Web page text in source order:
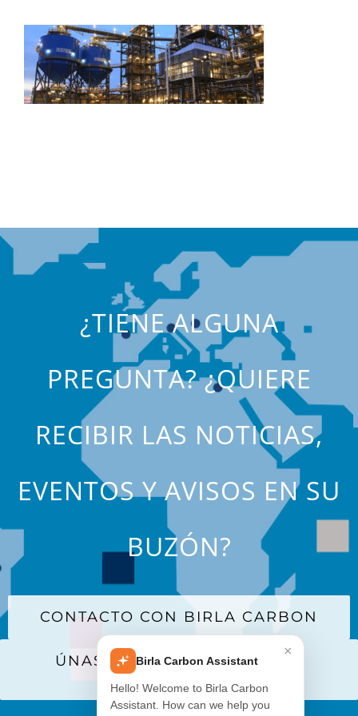
¿TIENE ALGUNA
PREGUNTA? ¿QUIERE
RECIBIR LAS NOTICIAS,
EVENTOS Y AVISOS EN SU
BUZÓN?
CONTACTO CON BIRLA CARBON
ÚNASE A NUESTRA LISTA DE
×
Birla Carbon Assistant
Hello! Welcome to Birla Carbon
Assistant. How can we help you